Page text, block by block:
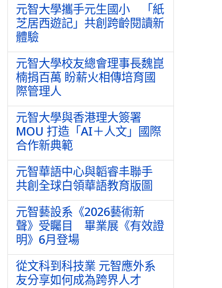
元智大學攜手元生國小 「紙
芝居西遊記」共創跨齡閱讀新
體驗
元智大學校友總會理事長魏崑
楠捐百萬 盼薪火相傳培育國
際管理人
元智大學與香港理大簽署
MOU 打造「AI＋人文」國際
合作新典範
元智華語中心與韜睿丰聯手
共創全球白領華語教育版圖
元智藝設系《2026藝術新
聲》受矚目 畢業展《有效證
明》6月登場
從文科到科技業 元智應外系
友分享如何成為跨界人才